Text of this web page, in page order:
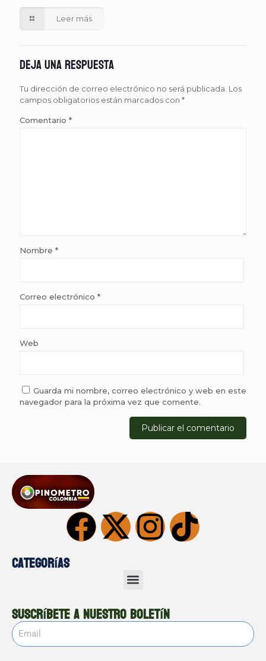
Leer más
Deja una respuesta
Tu dirección de correo electrónico no será publicada. Los
campos obligatorios están marcados con *
Comentario *
Nombre *
Correo electrónico *
Web
Guarda mi nombre, correo electrónico y web en este
navegador para la próxima vez que comente.
Categorías
Suscríbete a nuestro boletín